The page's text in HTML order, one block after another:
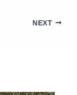
NEXT